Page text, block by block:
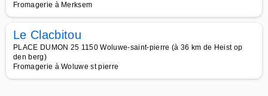
Fromagerie à Merksem
Le Clacbitou
PLACE DUMON 25 1150 Woluwe-saint-pierre (à 36 km de Heist op
den berg)
Fromagerie à Woluwe st pierre